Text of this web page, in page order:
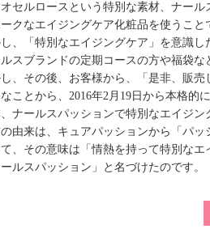
セルロースという特別な素材、ナー
クなエイジングケア化粧品を使うこと
し、「特別なエイジングケア」を意識し
スブランドの定期コースの方や福袋な
し、その後、お客様から、「是非、販
ことから、2016年2月19日から本格的
ナールスパッションで特別なエイジン
由来は、キュアパッションから「パッ
、その意味は「情熱を持って特別な
ールスパッション」と名づけたのです。